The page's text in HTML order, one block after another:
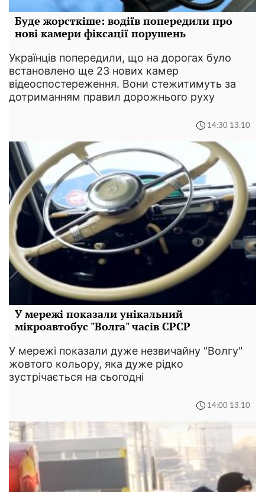
Буде жорсткіше: водіїв попередили про
нові камери фіксації порушень
Українців попередили, що на дорогах було
встановлено ще 23 нових камер
відеоспостереження. Вони стежитимуть за
дотриманням правил дорожнього руху
14:30 13.10
У мережі показали унікальний
мікроавтобус "Волга" часів СРСР
У мережі показали дуже незвичайну "Волгу"
жовтого кольору, яка дуже рідко
зустрічається на сьогодні
14:00 13.10